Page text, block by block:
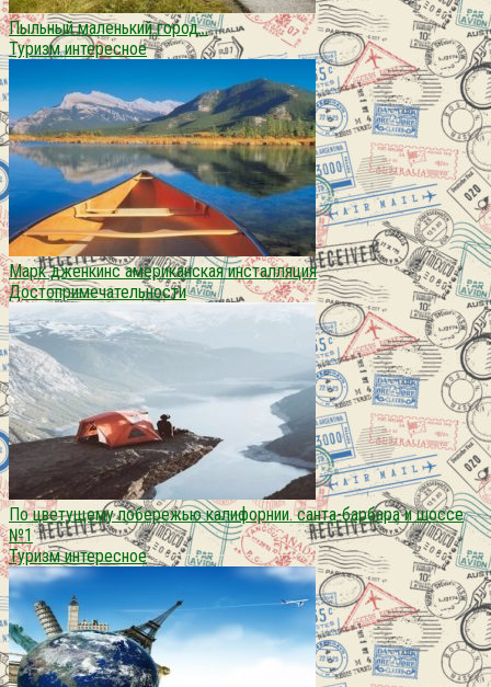
Пыльный маленький город…
Туризм интересное
Марк дженкинс американская инсталляция
Достопримечательности
По цветущему побережью калифорнии. санта-барбара и шоссе
№1
Туризм интересное